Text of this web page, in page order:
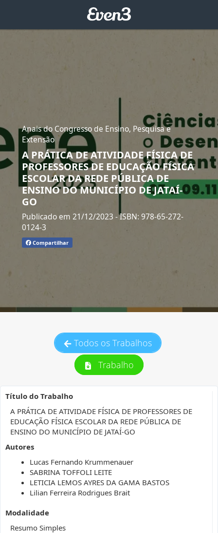
Anais do Congresso de Ensino, Pesquisa e
Extensão
A PRÁTICA DE ATIVIDADE FÍSICA DE
PROFESSORES DE EDUCAÇÃO FÍSICA
ESCOLAR DA REDE PÚBLICA DE
ENSINO DO MUNICÍPIO DE JATAÍ-
GO
Publicado em 21/12/2023 - ISBN: 978-65-272-
0124-3
Compartilhar
Todos os Trabalhos
Trabalho
Título do Trabalho
A PRÁTICA DE ATIVIDADE FÍSICA DE PROFESSORES DE
EDUCAÇÃO FÍSICA ESCOLAR DA REDE PÚBLICA DE
ENSINO DO MUNICÍPIO DE JATAÍ-GO
Autores
Lucas Fernando Krummenauer
SABRINA TOFFOLI LEITE
LETICIA LEMOS AYRES DA GAMA BASTOS
Lilian Ferreira Rodrigues Brait
Modalidade
Resumo Simples